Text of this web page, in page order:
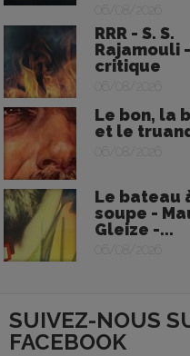
06/08/2026
RRR - S. S.
Rajamouli -
critique
06/08/2026
Le bon, la
et le
06/08/2026
Le bateau
soupe -
Gleize -...
06/08/2026
SUIVEZ-NOUS
FACEBOOK